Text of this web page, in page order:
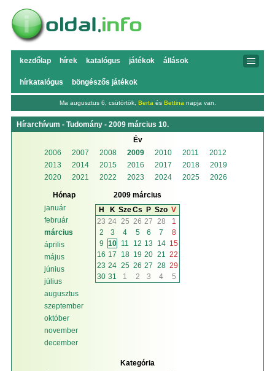
kezdőlap hírek katalógus játékok állások
hírkatalógus böngészős játékok
Ma augusztus 6, csütörtök, Berta és Bettina napja van.
Hírarchívum - Tudomány - 2009 március 10.
Év
2006
2007 2008 2009 2010 2011
2012
2013
2014 2015 2016 2017 2018
2019
2020
2021 2022 2023 2024 2025 2026
Hónap
január
február
március
április
május
június
július
augusztus
szeptember
október
november
december
2009 március
H
K SzeCs P Szo V
23 24 25 26 27 28
1
2
3 4 5 6 7
8
9 10 11 12 13 14 15
16 17 18 19 20 21
22
23 24 25 26 27 28 29
30 31 1 2 3 4 5
Kategória